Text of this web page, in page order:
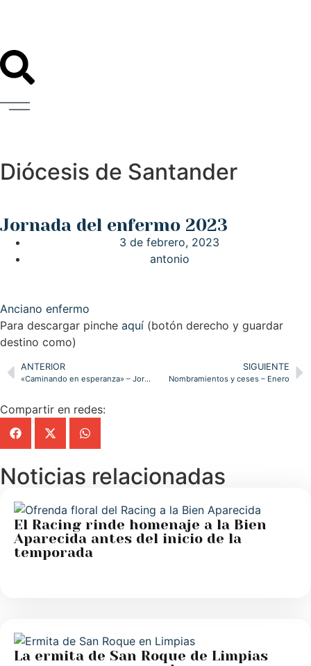
Diócesis de Santander
Jornada del enfermo 2023
3 de febrero, 2023
antonio
Anciano enfermo
Para descargar pinche aquí (botón derecho y guardar
destino como)
ANTERIOR
«Caminando en esperanza» – Jornada de la Vida Consagrada
SIGUIENTE
Nombramientos y ceses – Enero
Compartir en redes:
Noticias relacionadas
El Racing rinde homenaje a la Bien
Aparecida antes del inicio de la
temporada
La ermita de San Roque de Limpias